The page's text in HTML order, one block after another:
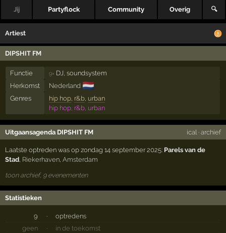
Jij Partyflock Community Overig 🔍
Artiest
DIPSHIT FM
Functie 9× DJ, soundsystem
Herkomst
Nederland 🇳🇱
Genres hip hop, r&b, urban
hip hop, r&b, urban
Uitgaansagenda DIPSHIT FM ical· archief
Laatste optreden was op zondag 14 september 2025: Parels van de
Stad Riekerhaven ,Amsterdam
toon archief, 9 evenementen
Statistieken
9 ·
optredens
geen
·
in de toekomst